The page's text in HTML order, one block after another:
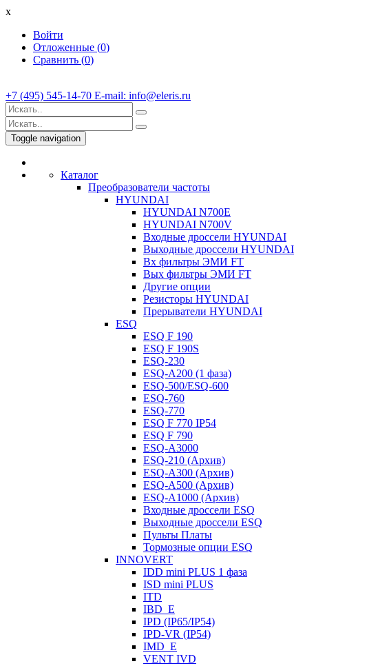
x
Войти
Отложенные (0)
Сравнить (0)
+7 (495) 545-14-70 E-mail: info@eleris.ru
Toggle navigation
Каталог
Преобразователи частоты
HYUNDAI
HYUNDAI N700E
HYUNDAI N700V
Входные дроссели HYUNDAI
Выходные дроссели HYUNDAI
Вх фильтры ЭМИ FT
Вых фильтры ЭМИ FT
Другие опции
Резисторы HYUNDAI
Прерыватели HYUNDAI
ESQ
ESQ F 190
ESQ F 190S
ESQ-230
ESQ-A200 (1 фаза)
ESQ-500/ESQ-600
ESQ-760
ESQ-770
ESQ F 770 IP54
ESQ F 790
ESQ-A3000
ESQ-210 (Архив)
ESQ-A300 (Архив)
ESQ-A500 (Архив)
ESQ-A1000 (Архив)
Входные дроссели ESQ
Выходные дроссели ESQ
Пульты Платы
Тормозные опции ESQ
INNOVERT
IDD mini PLUS 1 фаза
ISD mini PLUS
ITD
IBD_E
IPD (IP65/IP54)
IРD-VR (IP54)
IMD_E
VENT IVD